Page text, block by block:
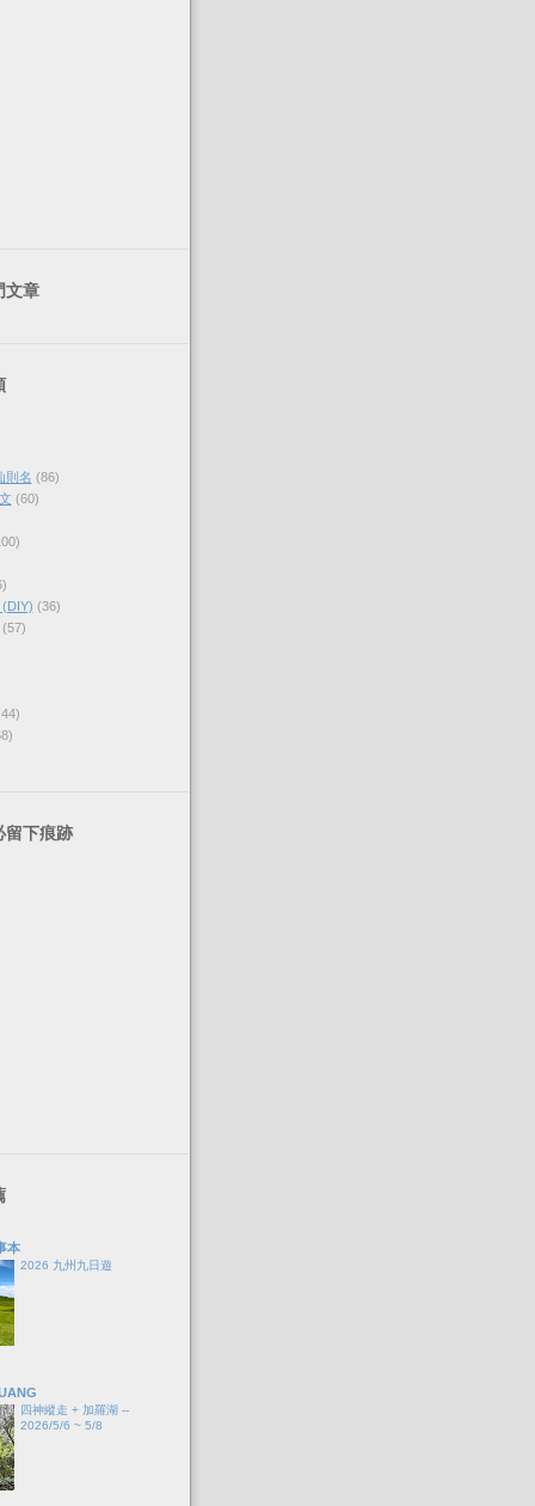
文章
則名 (86)
(60)
(36)
(57)
留下痕跡
本
2026 九州九日遊
四神縱走 + 加羅湖 --
2026/5/6 ~ 5/8